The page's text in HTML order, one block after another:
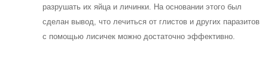
разрушать их яйца и личинки. На основании этого был
сделан вывод, что лечиться от глистов и других паразитов
с помощью лисичек можно достаточно эффективно.